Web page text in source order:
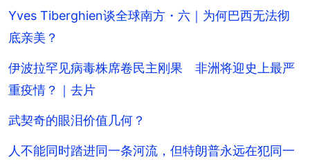
Yves Tiberghien谈全球南方・六｜为何巴西无法彻
底亲美？
伊波拉罕见病毒株席卷民主刚果 非洲将迎史上最严
重疫情？｜去片
武契奇的眼泪价值几何？
人不能同时踏进同一条河流，但特朗普永远在犯同一